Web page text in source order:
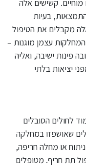
מוחיים. קשישים אלה
בעיות
מקבלים את הטיפול
עצמן מוגנות –
פינות ישיבה, ואליה
יציאות בלתי
לחולים הסובלים
שאושפזו במחלקה
או מחלה חריפה,
תת חריף. מטופלים